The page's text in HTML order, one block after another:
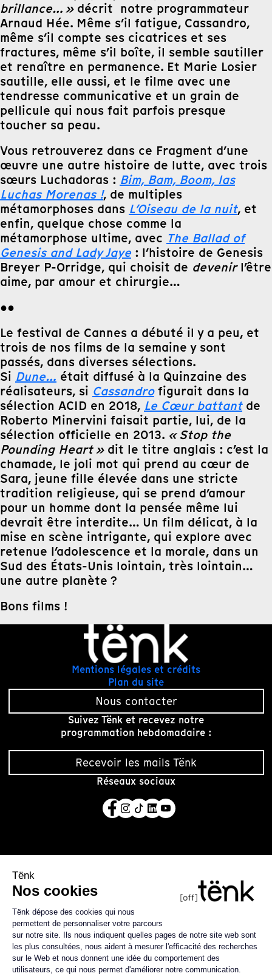
brillance… »décrit notre programmateur
Arnaud Hée. Même s’il fatigue, Cassandro,
même s’il compte ses cicatrices et ses
fractures, même s’il boîte, il semble sautiller
et renaître en permanence. Et Marie Losier
sautille, elle aussi, et le filme avec une
tendresse communicative et un grain de
pellicule qui nous fait parfois presque
toucher sa peau.
Vous retrouverez dans ce Fragment d’une
œuvre une autre histoire de lutte, avec trois
sœurs Luchadoras : Bim, Bam, Boom, las
Luchas Morenas !, de multiples
métamorphoses dans L’Oiseau de la nuit, et
enfin, quelque chose comme la
métamorphose ultime, avec The Ballad of
Genesis and Lady Jaye: l’histoire de Genesis
Breyer P-Orridge, qui choisit de devenirl’être
aime, par amour et chirurgie…
●●
Le festival de Cannes a débuté il y a peu, et
trois de nos films de la semaine y sont
passés, dans diverses sélections.
Si Dune… était diffusé à la Quinzaine des
réalisateurs, si Cassandrofigurait dans la
sélection ACID en 2018, Le Cœur battantde
Roberto Minervini faisait partie, lui, de la
sélection officielle en 2013. « Stop the
Pounding Heart »dit le titre anglais : c’est la
chamade, le joli mot qui prend au cœur de
Sara, jeune fille élevée dans une stricte
tradition religieuse, qui se prend d’amour
pour un homme dont la pensée même lui
devrait être interdite… Un film délicat, à la
mise en scène intrigante, qui explore avec
retenue l’adolescence et la morale, dans un
Sud des États-Unis lointain, très lointain…
une autre planète ?
Bons films !
Mentions légales et crédits
Plan du site
Nous contacter
Suivez Tënk et recevez notre
programmation hebdomadaire :
Recevoir les mails Tënk
Réseaux sociaux